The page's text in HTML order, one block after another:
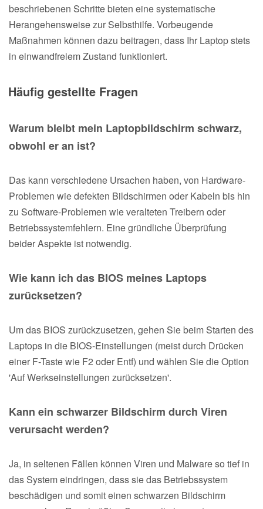
beschriebenen Schritte bieten eine systematische
Herangehensweise zur Selbsthilfe. Vorbeugende
Maßnahmen können dazu beitragen, dass Ihr Laptop stets
in einwandfreiem Zustand funktioniert.
Häufig gestellte Fragen
Warum bleibt mein Laptopbildschirm schwarz,
obwohl er an ist?
Das kann verschiedene Ursachen haben, von Hardware-
Problemen wie defekten Bildschirmen oder Kabeln bis hin
zu Software-Problemen wie veralteten Treibern oder
Betriebssystemfehlern. Eine gründliche Überprüfung
beider Aspekte ist notwendig.
Wie kann ich das BIOS meines Laptops
zurücksetzen?
Um das BIOS zurückzusetzen, gehen Sie beim Starten des
Laptops in die BIOS-Einstellungen (meist durch Drücken
einer F-Taste wie F2 oder Entf) und wählen Sie die Option
'Auf Werkseinstellungen zurücksetzen'.
Kann ein schwarzer Bildschirm durch Viren
verursacht werden?
Ja, in seltenen Fällen können Viren und Malware so tief in
das System eindringen, dass sie das Betriebssystem
beschädigen und somit einen schwarzen Bildschirm